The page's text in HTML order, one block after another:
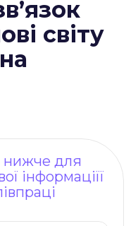
світу
нижче для
інформаціїї